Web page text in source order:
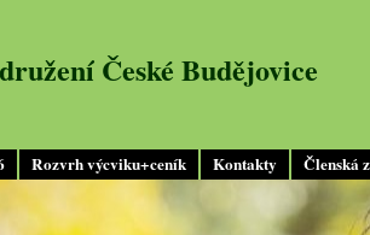
Rozvrh výcviku+ceník Kontakty Členská
České Budějovice